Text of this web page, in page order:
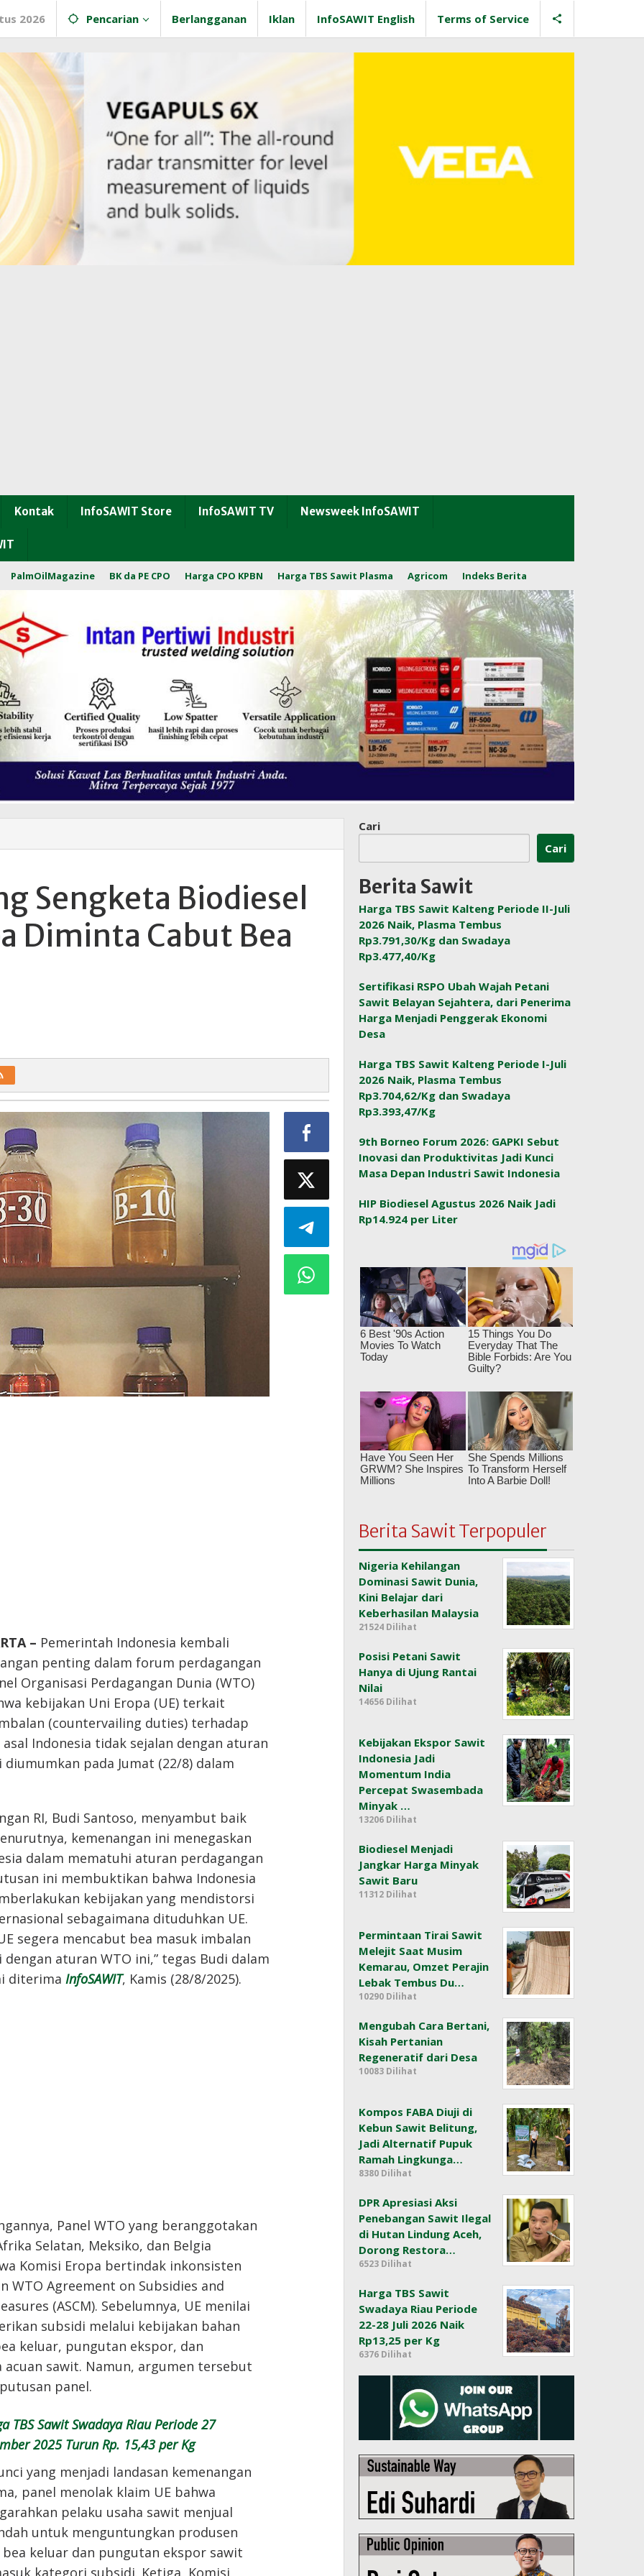
2026 Pencarian Berlangganan Iklan InfoSAWIT English Terms of Service
Kontak InfoSAWIT Store InfoSAWIT TV Newsweek InfoSAWIT
PalmOilMagazine BK da PE CPO Harga CPO KPBN Harga TBS Sawit Plasma Agricom Indeks Berita
Sengketa Biodiesel
Diminta Cabut Bea
– Pemerintah Indonesia kembali
penting dalam forum perdagangan
Organisasi Perdagangan Dunia (WTO)
kebijakan Uni Eropa (UE) terkait
(countervailing duties) terhadap
Indonesia tidak sejalan dengan aturan
diumumkan pada Jumat (22/8) dalam
RI, Budi Santoso, menyambut baik
kemenangan ini menegaskan
dalam mematuhi aturan perdagangan
ini membuktikan bahwa Indonesia
kebijakan yang mendistorsi
sebagaimana dituduhkan UE.
segera mencabut bea masuk imbalan
aturan WTO ini,” tegas Budi dalam
diterima InfoSAWIT, Kamis (28/8/2025).
Panel WTO yang beranggotakan
Selatan, Meksiko, dan Belgia
Komisi Eropa bertindak inkonsisten
WTO Agreement on Subsidies and
(ASCM). Sebelumnya, UE menilai
subsidi melalui kebijakan bahan
keluar, pungutan ekspor, dan
acuan sawit. Namun, argumen tersebut
panel.
TBS Sawit Swadaya Riau Periode 27
2025 Turun Rp. 15,43 per Kg
yang menjadi landasan kemenangan
panel menolak klaim UE bahwa
pelaku usaha sawit menjual
untuk menguntungkan produsen
bea keluar dan pungutan ekspor sawit
kategori subsidi. Ketiga, Komisi
Cari
Cari
Berita Sawit
Harga TBS Sawit Kalteng Periode II-Juli
2026 Naik, Plasma Tembus
Rp3.791,30/Kg dan Swadaya
Rp3.477,40/Kg
Sertifikasi RSPO Ubah Wajah Petani
Sawit Belayan Sejahtera, dari Penerima
Harga Menjadi Penggerak Ekonomi
Desa
Harga TBS Sawit Kalteng Periode I-Juli
2026 Naik, Plasma Tembus
Rp3.704,62/Kg dan Swadaya
Rp3.393,47/Kg
9th Borneo Forum 2026: GAPKI Sebut
Inovasi dan Produktivitas Jadi Kunci
Masa Depan Industri Sawit Indonesia
HIP Biodiesel Agustus 2026 Naik Jadi
Rp14.924 per Liter
Berita Sawit Terpopuler
Nigeria Kehilangan
Dominasi Sawit Dunia,
Kini Belajar dari
Keberhasilan Malaysia
21524 Dilihat
Posisi Petani Sawit
Hanya di Ujung Rantai
Nilai
14656 Dilihat
Kebijakan Ekspor Sawit
Indonesia Jadi
Momentum India
Percepat Swasembada
Minyak …
13206 Dilihat
Biodiesel Menjadi
Jangkar Harga Minyak
Sawit Baru
11312 Dilihat
Permintaan Tirai Sawit
Melejit Saat Musim
Kemarau, Omzet Perajin
Lebak Tembus Du…
10290 Dilihat
Mengubah Cara Bertani,
Kisah Pertanian
Regeneratif dari Desa
10083 Dilihat
Kompos FABA Diuji di
Kebun Sawit Belitung,
Jadi Alternatif Pupuk
Ramah Lingkunga…
8380 Dilihat
DPR Apresiasi Aksi
Penebangan Sawit Ilegal
di Hutan Lindung Aceh,
Dorong Restora…
6523 Dilihat
Harga TBS Sawit
Swadaya Riau Periode
22-28 Juli 2026 Naik
Rp13,25 per Kg
6376 Dilihat